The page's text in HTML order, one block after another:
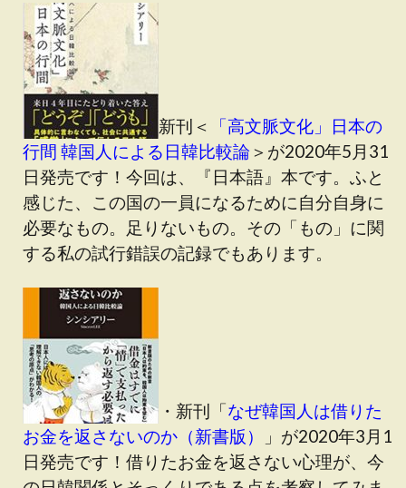
新刊＜
「高文脈文化」日本の
行間 韓国人による日韓比較論 ＞が2020年5月31
日発売です！今回は、『日本語』本です。ふと
感じた、この国の一員になるために自分自身に
必要なもの。足りないもの。その「もの」に関
する私の試行錯誤の記録でもあります。
・新刊「なぜ韓国人は借りた
お金を返さないのか（新書版）
」が2020年3月1
日発売です！借りたお金を返さない心理が、今